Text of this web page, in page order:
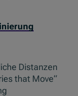
Distanzen
that Move“